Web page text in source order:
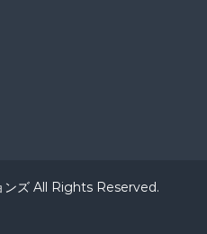
ンズ All Rights Reserved.